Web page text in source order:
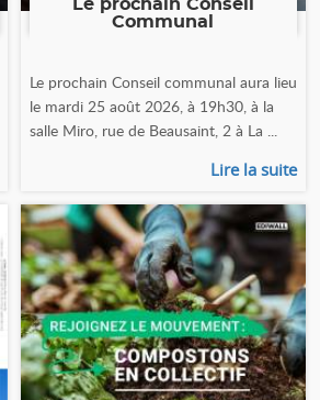
Le prochain Conseil
Communal
Le prochain Conseil communal aura lieu
le mardi 25 août 2026, à 19h30, à la
salle Miro, rue de Beausaint, 2 à La ...
Lire la suite